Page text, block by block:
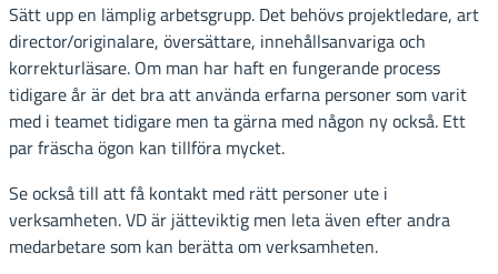
Sätt upp en lämplig arbetsgrupp. Det behövs projektledare, art
director/originalare, översättare, innehållsanvariga och
korrekturläsare. Om man har haft en fungerande process
tidigare år är det bra att använda erfarna personer som varit
med i teamet tidigare men ta gärna med någon ny också. Ett
par fräscha ögon kan tillföra mycket.
Se också till att få kontakt med rätt personer ute i
verksamheten. VD är jätteviktig men leta även efter andra
medarbetare som kan berätta om verksamheten.